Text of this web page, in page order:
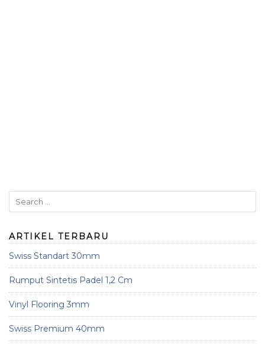
ARTIKEL TERBARU
Swiss Standart 30mm
Rumput Sintetis Padel 1,2 Cm
Vinyl Flooring 3mm
Swiss Premium 40mm